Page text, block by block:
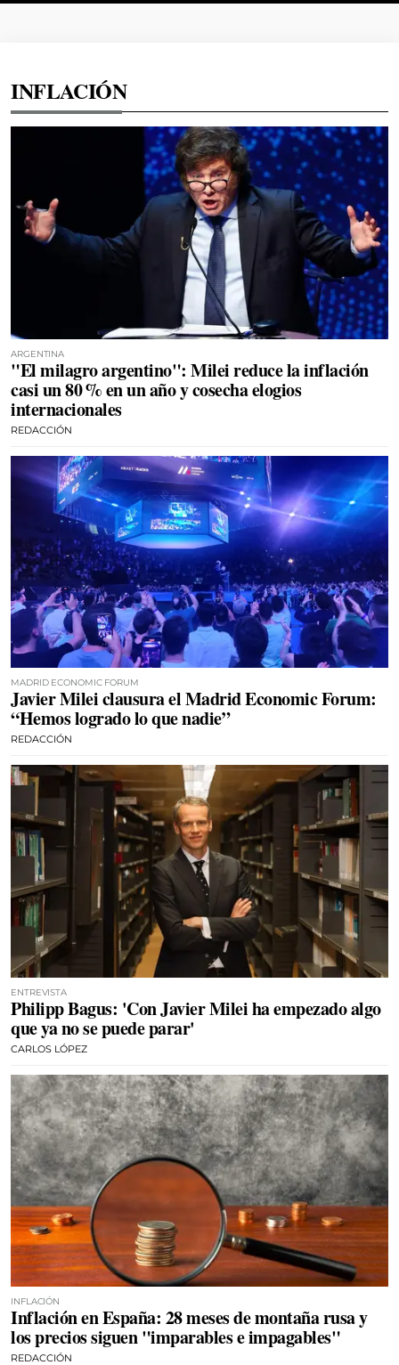
INFLACIÓN
ARGENTINA
"El milagro argentino": Milei reduce la inflación
casi un 80 % en un año y cosecha elogios
internacionales
REDACCIÓN
MADRID ECONOMIC FORUM
Javier Milei clausura el Madrid Economic Forum:
“Hemos logrado lo que nadie”
REDACCIÓN
ENTREVISTA
Philipp Bagus: 'Con Javier Milei ha empezado algo
que ya no se puede parar'
CARLOS LÓPEZ
INFLACIÓN
Inflación en España: 28 meses de montaña rusa y
los precios siguen "imparables e impagables"
REDACCIÓN